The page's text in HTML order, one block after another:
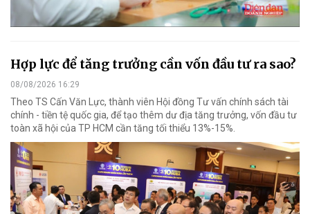
Hợp lực để tăng trưởng cần vốn đầu tư ra sao?
08/08/2026 16:29
Theo TS Cấn Văn Lực, thành viên Hội đồng Tư vấn chính sách tài
chính - tiền tệ quốc gia, để tạo thêm dư địa tăng trưởng, vốn đầu tư
toàn xã hội của TP HCM cần tăng tối thiểu 13%-15%.